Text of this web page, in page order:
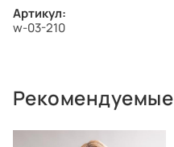
Артикул:
w-03-210
Рекомендуемые